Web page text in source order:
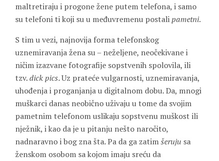
maltretiraju i progone žene putem telefona, i samo
su telefoni ti koji su u međuvremenu postalipametni.
S tim u vezi, najnovija forma telefonskog
uznemiravanja žena su – neželjene, neočekivane i
ničim izazvane fotografije sopstvenih spolovila, ili
tzv.dick pics. Uz prateće vulgarnosti, uznemiravanja,
uhođenja i proganjanja u digitalnom dobu. Da, mnogi
muškarci danas neobično uživaju u tome da svojim
pametnim telefonom uslikaju sopstvenu muškost ili
nježnik, i kao da je u pitanju nešto naročito,
nadnaravno i bog zna šta. Pa da ga zatimšeruju sa
ženskom osobom sa kojom imaju sreću da